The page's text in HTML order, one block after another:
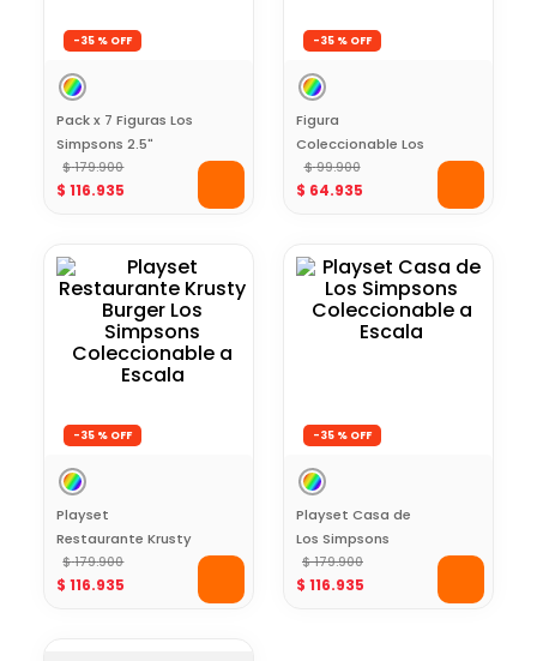
-35 %
Pack x 7 Figuras Los
Simpsons 2.5"
Coleccionables
$ 179.900
$ 116.935
-35 %
Figura
Coleccionable Los
Simpsons Bartman
5"
$ 99.900
$ 64.935
-35 %
Playset
Restaurante Krusty
Burger Los
Simpsons
$ 179.900
$ 116.935
-35 %
Playset Casa de
Los Simpsons
Coleccionable a
Escala
$ 179.900
$ 116.935